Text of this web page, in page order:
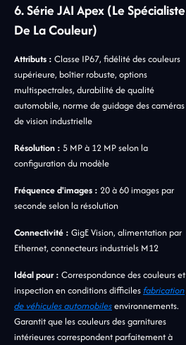
6. Série JAI Apex (Le Spécialiste
De La Couleur)
Attributs : Classe IP67, fidélité des couleurs
supérieure, boîtier robuste, options
multispectrales, durabilité de qualité
automobile, norme de guidage des caméras
de vision industrielle
Résolution : 5 MP à 12 MP selon la
configuration du modèle
Fréquence d'images : 20 à 60 images par
seconde selon la résolution
Connectivité : GigE Vision, alimentation par
Ethernet, connecteurs industriels M12
Idéal pour : Correspondance des couleurs et
inspection en conditions difficiles fabrication
de véhicules automobilesenvironnements.
Garantit que les couleurs des garnitures
intérieures correspondent parfaitement à